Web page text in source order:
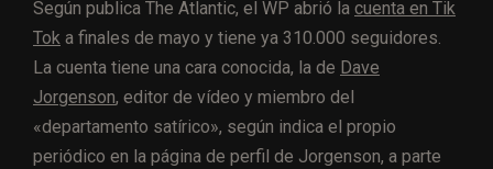
Según publica The Atlantic, el WP abrió la cuenta en Tik
Tok a finales de mayo y tiene ya 310.000 seguidores.
La cuenta tiene una cara conocida, la de Dave
Jorgenson, editor de vídeo y miembro del
«departamento satírico», según indica el propio
periódico en la página de perfil de Jorgenson, a parte